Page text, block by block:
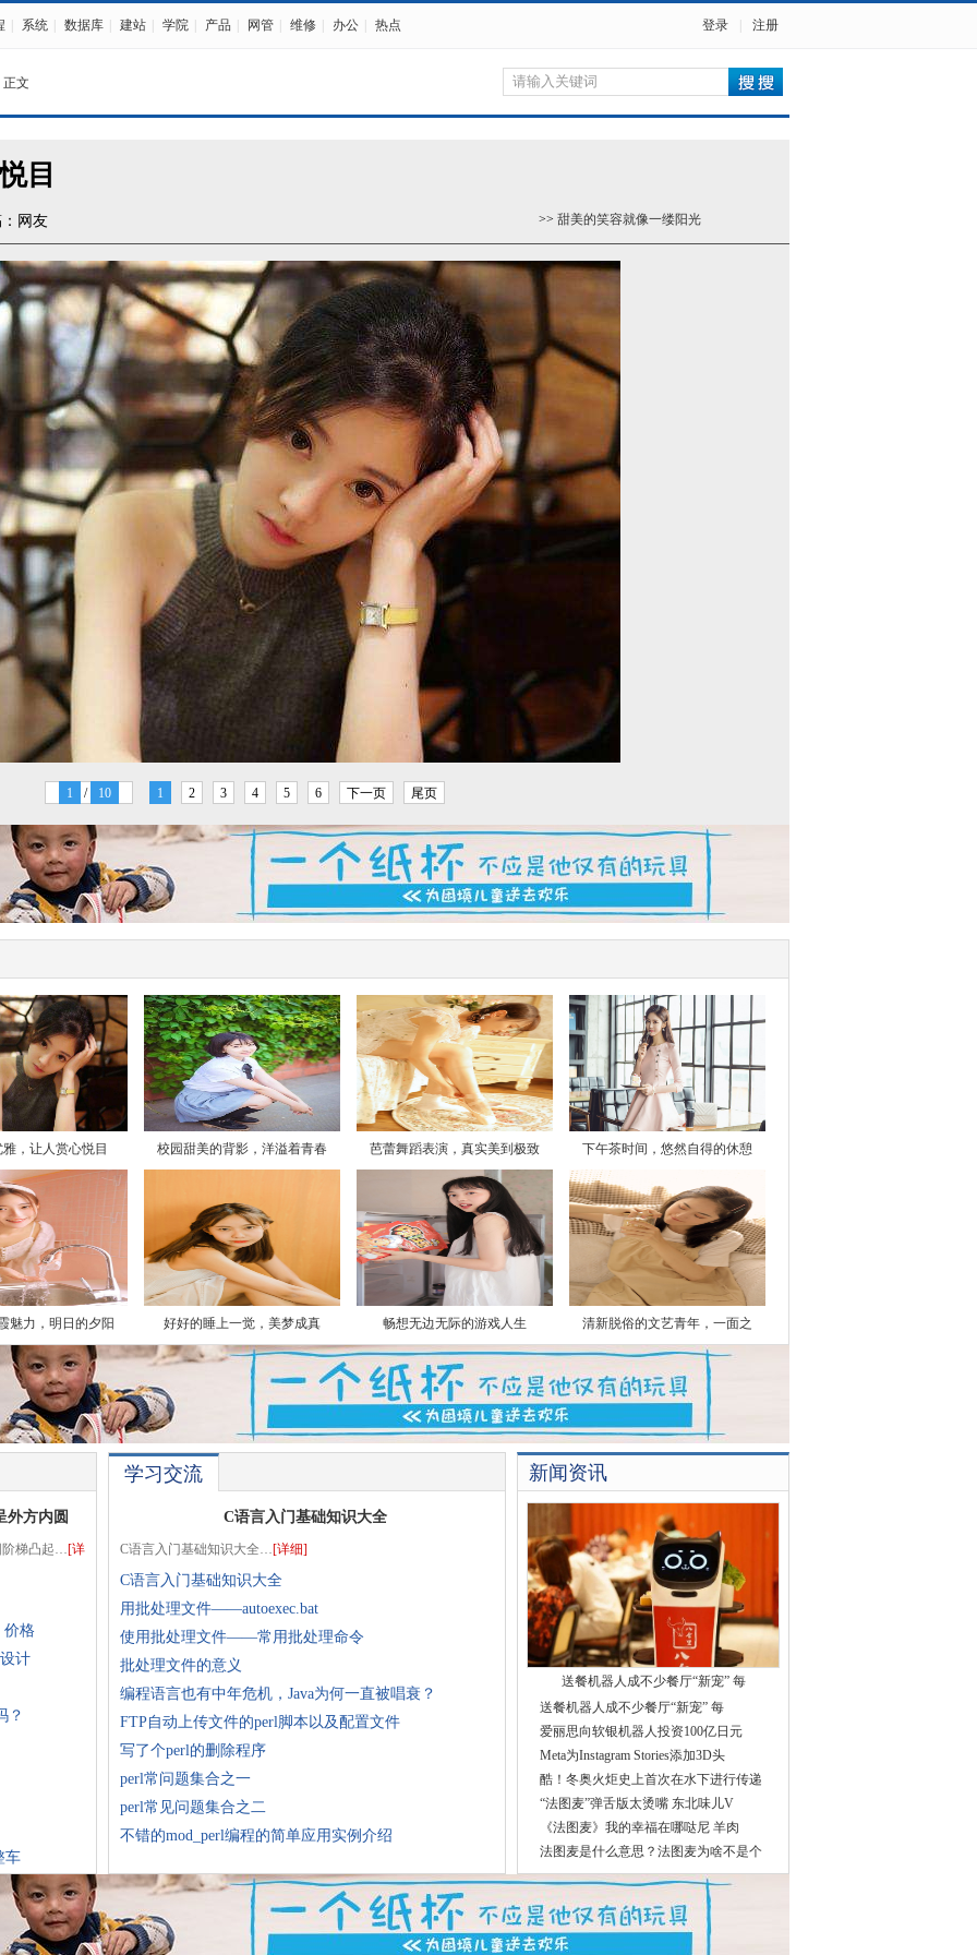
系统 数据库 建站 学院 产品 网管 维修 办公 热点 登录 注册
文
目
网友 >> 甜美的笑容就像一缕阳光
1 / 10 1 2 3 4 5 6 下一页 尾页
，让人赏心悦目 校园甜美的背影，洋溢着青春 芭蕾舞蹈表演，真实美到极致 下午茶时间，悠然自得的休憩
魅力，明日的夕阳 好好的睡上一觉，美梦成真 畅想无边无际的游戏人生 清新脱俗的文艺青年，一面之
外方内圆
阶梯凸起…[详
价格
计
？
车
学习交流
C语言入门基础知识大全
C语言入门基础知识大全…[详细]
C语言入门基础知识大全
用批处理文件——autoexec.bat
使用批处理文件——常用批处理命令
批处理文件的意义
编程语言也有中年危机，Java为何一直被唱衰？
FTP自动上传文件的perl脚本以及配置文件
写了个perl的删除程序
perl常问题集合之一
perl常见问题集合之二
不错的mod_perl编程的简单应用实例介绍
新闻资讯
送餐机器人成不少餐厅“新宠” 每
送餐机器人成不少餐厅“新宠” 每
爱丽思向软银机器人投资100亿日元
Meta为Instagram Stories添加3D头
酷！冬奥火炬史上首次在水下进行传递
“法图麦”弹舌版太烫嘴 东北味儿V
《法图麦》我的幸福在哪哒尼 羊肉
法图麦是什么意思？法图麦为啥不是个